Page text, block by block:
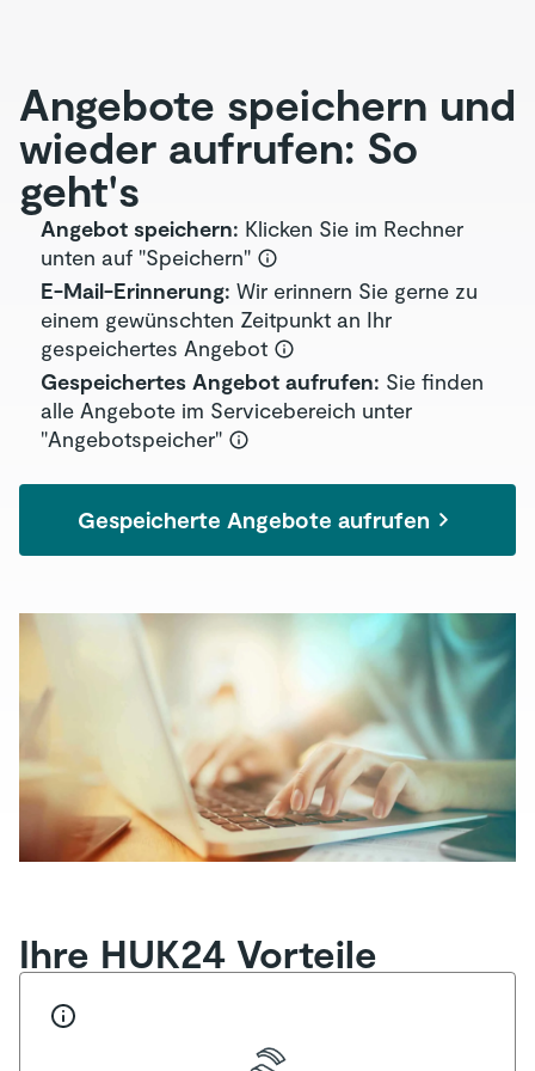
Angebote speichern und
wieder aufrufen: So
geht's
Angebot speichern: Klicken Sie im Rechner
unten auf "Speichern"
E-Mail-Erinnerung: Wir erinnern Sie gerne zu
einem gewünschten Zeitpunkt an Ihr
gespeichertes Angebot
Gespeichertes Angebot aufrufen: Sie finden
alle Angebote im Servicebereich unter
"Angebotspeicher"
Gespeicherte Angebote aufrufen
Ihre HUK24 Vorteile